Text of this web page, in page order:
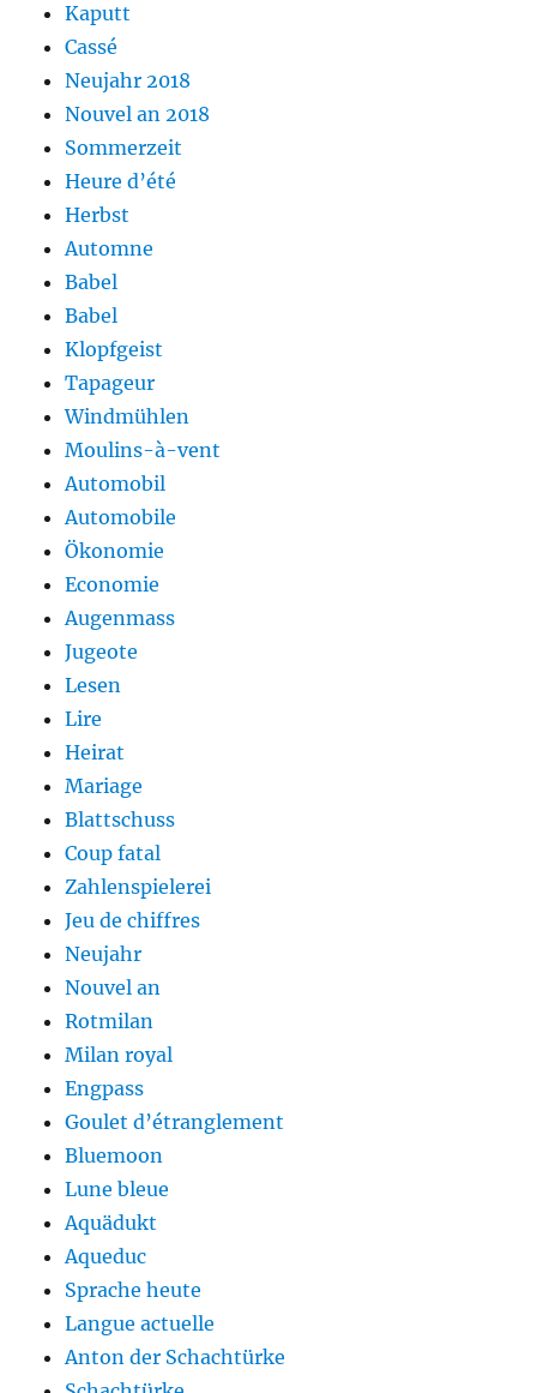
Kaputt
Cassé
Neujahr 2018
Nouvel an 2018
Sommerzeit
Heure d’été
Herbst
Automne
Babel
Babel
Klopfgeist
Tapageur
Windmühlen
Moulins-à-vent
Automobil
Automobile
Ökonomie
Economie
Augenmass
Jugeote
Lesen
Lire
Heirat
Mariage
Blattschuss
Coup fatal
Zahlenspielerei
Jeu de chiffres
Neujahr
Nouvel an
Rotmilan
Milan royal
Engpass
Goulet d’étranglement
Bluemoon
Lune bleue
Aquädukt
Aqueduc
Sprache heute
Langue actuelle
Anton der Schachtürke